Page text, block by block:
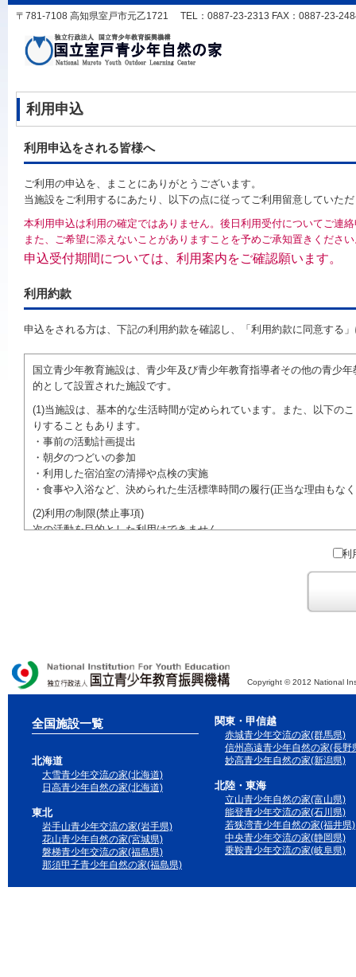
〒781-7108 高知県室戸市元乙1721 TEL：0887-23-2313 FAX：0887-23-
利用申込
利用申込をされる皆様へ
ご利用の申込を、まことにありがとうございます。
当施設をご利用するにあたり、以下の点に従ってご利用留意していた
本利用申込は利用の確定ではありません。後日利用受付についてご連
また、ご希望に添えないことがありますことを予めご承知置きくださ
申込受付期間については、利用案内をご確認願います。
利用約款
申込をされる方は、下記の利用約款を確認し、「利用約款に同意する
国立青少年教育施設は、青少年及び青少年教育指導者その他の青少
的として設置された施設です。
(1)当施設は、基本的な生活時間が定められています。また、以下の
りすることもあります。
・事前の活動計画提出
・朝夕のつどいの参加
・利用した宿泊室の清掃や点検の実施
・食事や入浴など、決められた生活標準時間の履行(正当な理由も
(2)利用の制限(禁止事項)
次の活動を目的とした利用はできません。
●特定の政党を支持、またはこれに反対するための政治教育その他の
●特定の宗教を支持、またはこれに反対するための宗教教育その他
域での勧誘活動を行ったり、自らの団体の活動をアピールする活動等)
利
Copyright © 2012 National
全国施設一覧
北海道
大雪青少年交流の家(北海道)
日高青少年自然の家(北海道)
東北
岩手山青少年交流の家(岩手県)
花山青少年自然の家(宮城県)
磐梯青少年交流の家(福島県)
那須甲子青少年自然の家(福島県)
関東・甲信越
赤城青少年交流の家(群馬県)
信州高遠青少年自然の家(長野
妙高青少年自然の家(新潟県)
北陸・東海
立山青少年自然の家(富山県)
能登青少年交流の家(石川県)
若狭湾青少年自然の家(福井県)
中央青少年交流の家(静岡県)
乗鞍青少年交流の家(岐阜県)